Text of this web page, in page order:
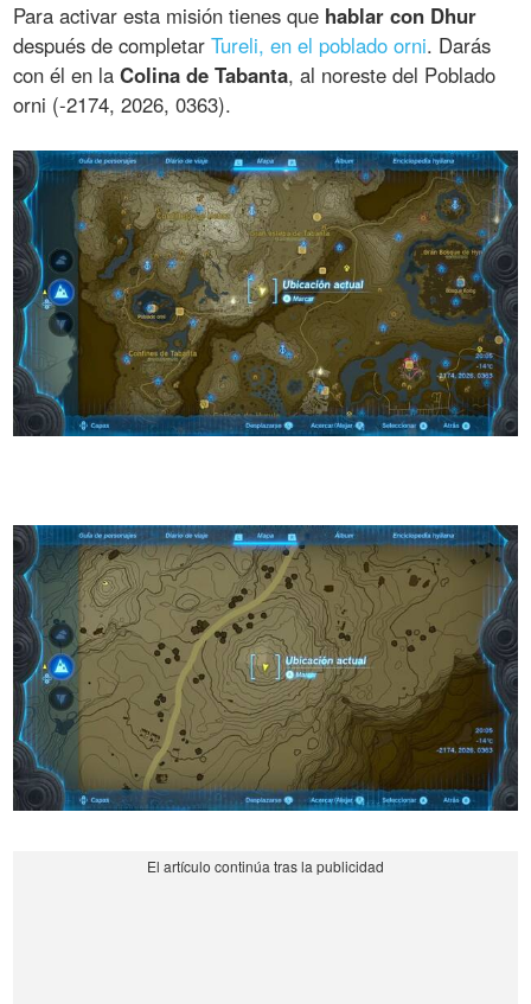
Para activar esta misión tienes que hablar con Dhur
después de completarTureli, en el poblado orni. Darás
con él en laColina de Tabanta, al noreste del Poblado
orni (-2174, 2026, 0363).